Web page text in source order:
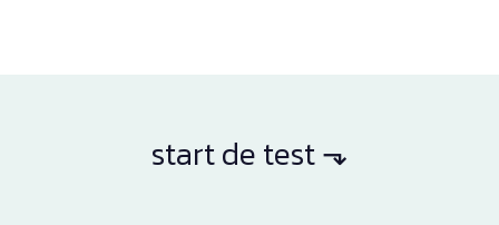
start de test ⬎